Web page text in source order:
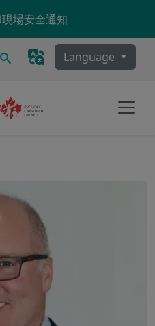
場安全通知
搜尋 Language